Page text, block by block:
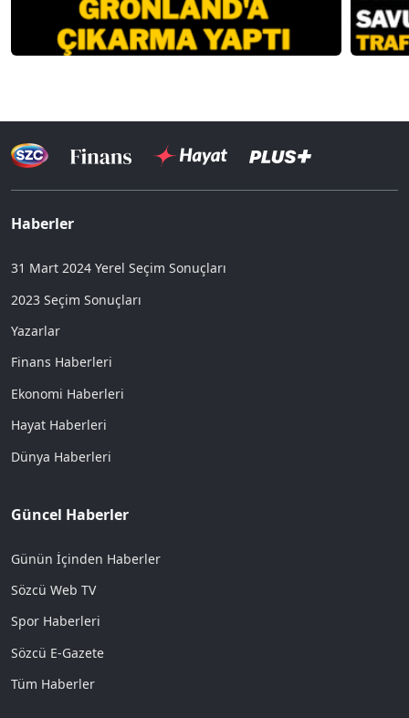
Haberler
31 Mart 2024 Yerel Seçim Sonuçları
2023 Seçim Sonuçları
Yazarlar
Finans Haberleri
Ekonomi Haberleri
Hayat Haberleri
Dünya Haberleri
Güncel Haberler
Günün İçinden Haberler
Sözcü Web TV
Spor Haberleri
Sözcü E-Gazete
Tüm Haberler